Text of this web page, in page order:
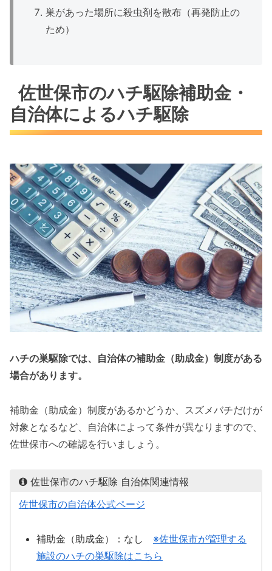
巣があった場所に殺虫剤を散布（再発防止の
ため）
佐世保市のハチ駆除補助金・
自治体によるハチ駆除
ハチの巣駆除では、自治体の補助金（助成金）制度がある
場合があります。
補助金（助成金）制度があるかどうか、スズメバチだけが
対象となるなど、自治体によって条件が異なりますので、
佐世保市への確認を行いましょう。
佐世保市のハチ駆除 自治体関連情報
佐世保市の自治体公式ページ
補助金（助成金）：なし ※佐世保市が管理する
施設のハチの巣駆除はこちら